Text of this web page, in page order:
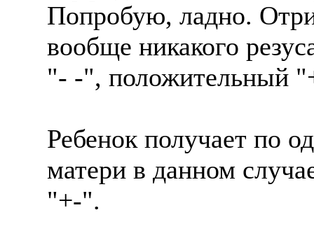
Попробую, ладно.
вообще никакого
"- -", положительный
Ребенок получает по
матери в данном
"+-".